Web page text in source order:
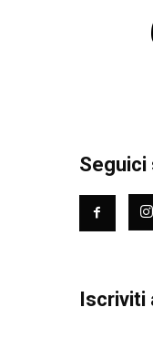
Seguici
Iscriviti